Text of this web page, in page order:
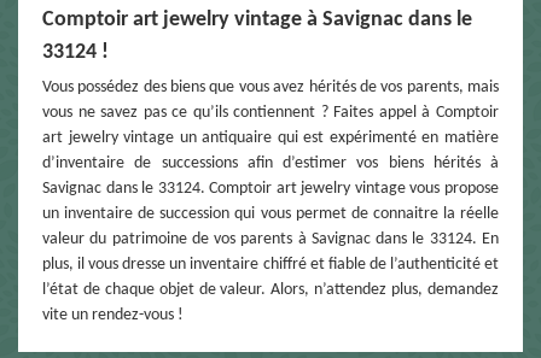
Comptoir art jewelry vintage à Savignac dans le
33124 !
Vous possédez des biens que vous avez hérités de vos parents, mais
vous ne savez pas ce qu’ils contiennent ? Faites appel à Comptoir
art jewelry vintage un antiquaire qui est expérimenté en matière
d’inventaire de successions afin d’estimer vos biens hérités à
Savignac dans le 33124. Comptoir art jewelry vintage vous propose
un inventaire de succession qui vous permet de connaitre la réelle
valeur du patrimoine de vos parents à Savignac dans le 33124. En
plus, il vous dresse un inventaire chiffré et fiable de l’authenticité et
l’état de chaque objet de valeur. Alors, n’attendez plus, demandez
vite un rendez-vous !